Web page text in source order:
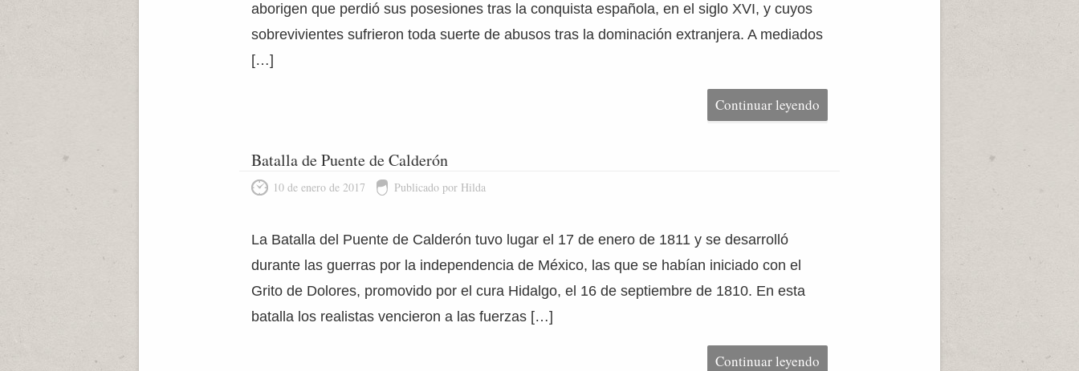
aborigen que perdió sus posesiones tras la conquista española, en el siglo XVI, y cuyos
sobrevivientes sufrieron toda suerte de abusos tras la dominación extranjera. A mediados
[…]
Continuar leyendo
Batalla de Puente de Calderón
10 de enero de 2017 Publicado por Hilda
La Batalla del Puente de Calderón tuvo lugar el 17 de enero de 1811 y se desarrolló
durante las guerras por la independencia de México, las que se habían iniciado con el
Grito de Dolores, promovido por el cura Hidalgo, el 16 de septiembre de 1810. En esta
batalla los realistas vencieron a las fuerzas […]
Continuar leyendo